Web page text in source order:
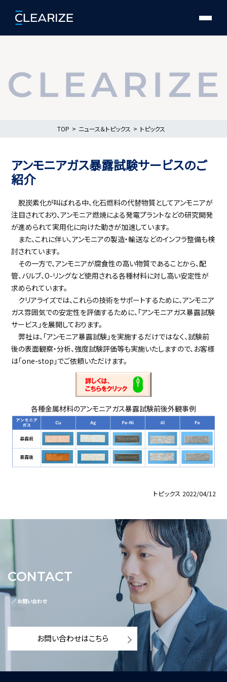
TOP ニュース＆トピックス トピックス
アンモニアガス暴露試験サービスのご
紹介
脱炭素化が叫ばれる中、化石燃料の代替物質としてアンモニアが
注目されており、アンモニア燃焼による発電プラントなどの研究開発
が進められて実用化に向けた動きが加速しています。
また、これに伴い、アンモニアの製造・輸送などのインフラ整備も検
討されています。
その一方で、アンモニアが腐食性の高い物質であることから、配
管、バルブ、O-リングなど使用される各種材料に対し高い安定性が
求められています。
クリアライズでは、これらの技術をサポートするために、アンモニア
ガス雰囲気での安定性を評価するために、「アンモニアガス暴露試験
サービス」を展開しております。
弊社は、「アンモニア暴露試験」を実施するだけではなく、試験前
後の表面観察・分析、強度試験評価等も実施いたしますので、お客様
は「one-stop」でご依頼いただけます。
各種金属材料のアンモニアガス暴露試験前後外観事例
トピックス 2022/04/12
CONTACT
／ お問い合わせ
お問い合わせはこちら